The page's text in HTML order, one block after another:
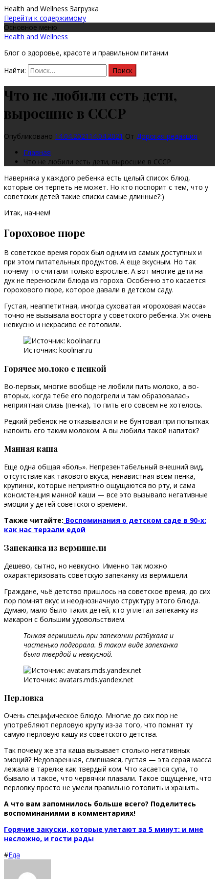
Health and Wellness Загрузка
Перейти к содержимому
Основное меню
Health and Wellness
Блог о здоровье, красоте и правильном питании
Найти:
Что не любили есть дети,
выросшие в СССР
Опубликовано 14.04.2021 14.04.2021 От Дорогая редакция
Главная
Что не любили есть дети, выросшие в СССР
Наверняка у каждого ребенка есть целый список блюд,
которые он терпеть не может. Но кто поспорит с тем, что у
советских детей такие списки самые длинные?:)
Итак, начнем!
Гороховое пюре
В советское время горох был одним из самых доступных и
при этом питательных продуктов. А еще вкусным. Но так
почему-то считали только взрослые. А вот многие дети на
дух не переносили блюда из гороха. Особенно это касается
горохового пюре, которое давали в детском саду.
Густая, неаппетитная, иногда суховатая «гороховая масса»
точно не вызывала восторга у советского ребенка. Уж очень
невкусно и некрасиво ее готовили.
Источник: koolinar.ru
Горячее молоко с пенкой
Во-первых, многие вообще не любили пить молоко, а во-
вторых, когда тебе его подогрели и там образовалась
неприятная слизь (пенка), то пить его совсем не хотелось.
Редкий ребенок не отказывался и не бунтовал при попытках
напоить его таким молоком. А вы любили такой напиток?
Манная каша
Еще одна общая «боль». Непрезентабельный внешний вид,
отсутствие как такового вкуса, ненавистная всем пенка,
крупинки, которые неприятно ощущаются во рту, и сама
консистенция манной каши — все это вызывало негативные
эмоции у детей советского времени.
Также читайте: Воспоминания о детском саде в 90-х:
как нас терзали едой
Запеканка из вермишели
Дешево, сытно, но невкусно. Именно так можно
охарактеризовать советскую запеканку из вермишели.
Граждане, чьё детство пришлось на советское время, до сих
пор помнят вкус и неоднозначную структуру этого блюда.
Думаю, мало было таких детей, кто уплетал запеканку из
макарон с большим удовольствием.
Тонкая вермишель при запекании разбухала и
частенько подгорала. В таком виде запеканка
была твердой и невкусной.
Источник: avatars.mds.yandex.net
Перловка
Очень специфическое блюдо. Многие до сих пор не
употребляют перловую крупу из-за того, что помнят ту
самую перловую кашу из советского детства.
Так почему же эта каша вызывает столько негативных
эмоций? Недоваренная, слипшаяся, густая — эта серая масса
лежала в тарелке как твердый ком. Что касается супа, то
бывало и такое, что червячки плавали. Такое ощущение, что
перловку просто не умели правильно готовить и хранить.
А что вам запомнилось больше всего? Поделитесь
воспоминаниями в комментариях!
Горячие закуски, которые улетают за 5 минут: и мне
несложно, и гости рады
#Еда